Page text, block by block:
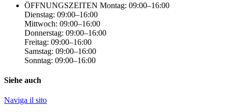
ÖFFNUNGSZEITEN Montag: 09:00–16:00
Dienstag: 09:00–16:00
Mittwoch: 09:00–16:00
Donnerstag: 09:00–16:00
Freitag: 09:00–16:00
Samstag: 09:00–16:00
Sonntag: 09:00–16:00
Siehe auch
Naviga il sito